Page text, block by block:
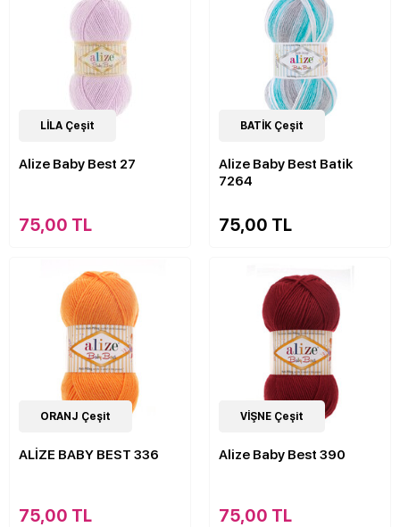
63Çeşit
LİLA Çeşit
Alize Baby Best 27
75,00 TL
22Çeşit
BATİK Çeşit
Alize Baby Best Batik
7264
75,00 TL
63Çeşit
ORANJ Çeşit
ALİZE BABY BEST 336
75,00 TL
63Çeşit
VİŞNE Çeşit
Alize Baby Best 390
75,00 TL